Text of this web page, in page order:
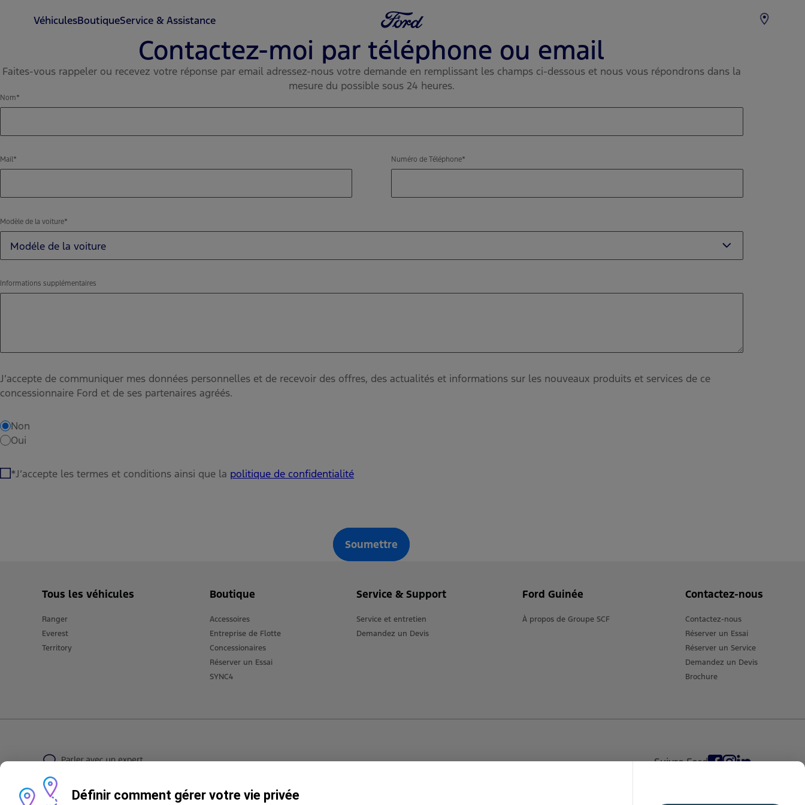
VéhiculesBoutiqueService & Assistance
Contactez-moi par téléphone ou email
Faites-vous rappeler ou recevez votre réponse par email adressez-nous votre demande en remplissant les champs ci-dessous et nous vous répondrons dans la
mesure du possible sous 24 heures.
Nom
Mail Numéro de Téléphone
Modèle de la voiture
Informations supplémentaires
J’accepte de communiquer mes données personnelles et de recevoir des offres, des actualités et informations sur les nouveaux produits et services de ce
concessionnaire Ford et de ses partenaires agréés.
Non
Oui
J’accepte les termes et conditions ainsi que la politique de confidentialité
Soumettre
Tous les véhicules
Ranger
Everest
Territory
Boutique
Accessoires
Entreprise de Flotte
Concessionaires
Réserver un Essai
SYNC4
Service & Support
Service et entretien
Demandez un Devis
Ford Guinée
À propos de Groupe SCF
Contactez-nous
Contactez-nous
Réserver un Essai
Réserver un Service
Demandez un Devis
Brochure
Suivre Ford
Définir comment gérer votre vie privée